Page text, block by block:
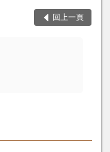
回上一頁